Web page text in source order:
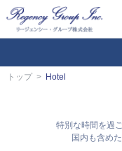
トップ Hotel
特別な時間を過
国内も含め